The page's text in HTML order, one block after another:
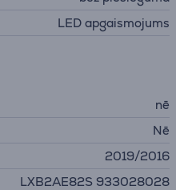
LED apgaismojums
nē
Nē
2019/2016
LXB2AE82S 933028028